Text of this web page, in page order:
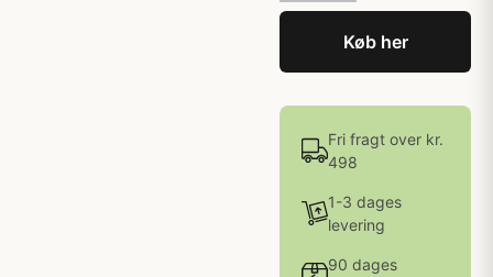
Køb her
Fri fragt over kr.
498
1-3 dages
levering
90 dages